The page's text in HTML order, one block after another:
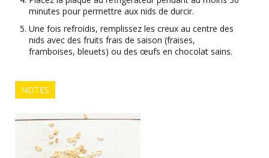
minutes pour permettre aux nids de durcir.
Une fois refroidis, remplissez les creux au centre des
nids avec des fruits frais de saison (fraises,
framboises, bleuets) ou des œufs en chocolat sains.
NOTES